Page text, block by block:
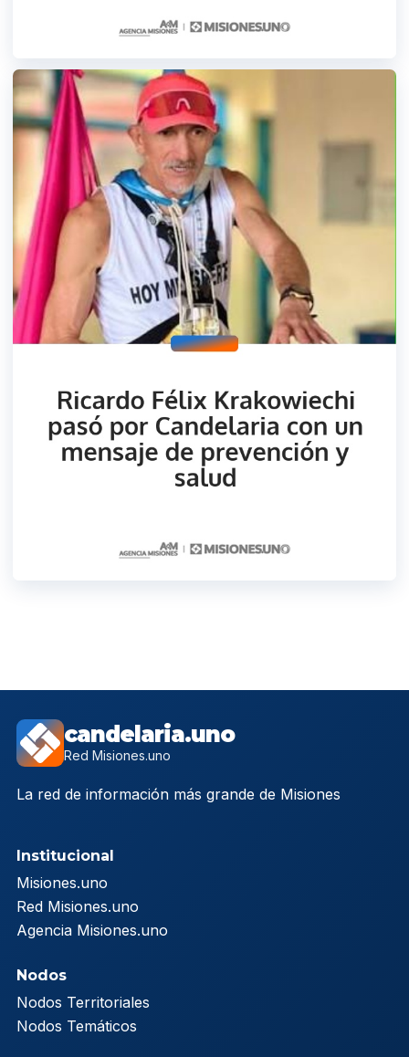
candelaria.uno
Red Misiones.uno
La red de información más grande de Misiones
Institucional
Misiones.uno
Red Misiones.uno
Agencia Misiones.uno
Nodos
Nodos Territoriales
Nodos Temáticos